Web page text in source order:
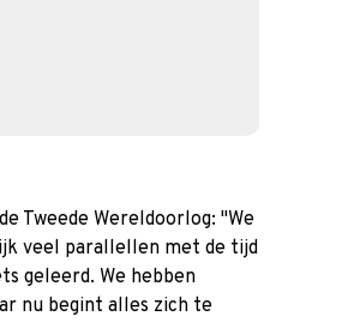
Tweede Wereldoorlog: "We
veel parallellen met de tijd
geleerd. We hebben
nu begint alles zich te